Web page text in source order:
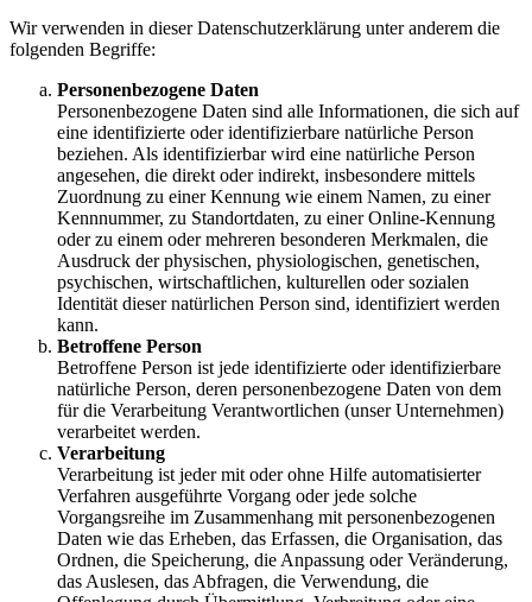
Wir verwenden in dieser Datenschutzerklärung unter anderem die
folgenden Begriffe:
Personenbezogene Daten
Personenbezogene Daten sind alle Informationen, die sich auf
eine identifizierte oder identifizierbare natürliche Person
beziehen. Als identifizierbar wird eine natürliche Person
angesehen, die direkt oder indirekt, insbesondere mittels
Zuordnung zu einer Kennung wie einem Namen, zu einer
Kennnummer, zu Standortdaten, zu einer Online-Kennung
oder zu einem oder mehreren besonderen Merkmalen, die
Ausdruck der physischen, physiologischen, genetischen,
psychischen, wirtschaftlichen, kulturellen oder sozialen
Identität dieser natürlichen Person sind, identifiziert werden
kann.
Betroffene Person
Betroffene Person ist jede identifizierte oder identifizierbare
natürliche Person, deren personenbezogene Daten von dem
für die Verarbeitung Verantwortlichen (unser Unternehmen)
verarbeitet werden.
Verarbeitung
Verarbeitung ist jeder mit oder ohne Hilfe automatisierter
Verfahren ausgeführte Vorgang oder jede solche
Vorgangsreihe im Zusammenhang mit personenbezogenen
Daten wie das Erheben, das Erfassen, die Organisation, das
Ordnen, die Speicherung, die Anpassung oder Veränderung,
das Auslesen, das Abfragen, die Verwendung, die